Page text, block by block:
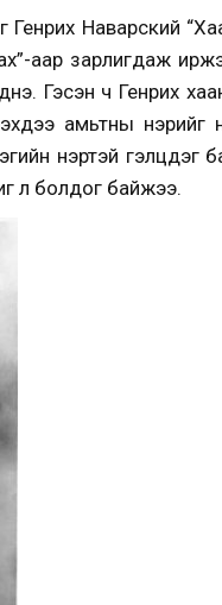
Наварский
аар зарлигдаж
Гэсэн ч Генрих
амьтны үнэрийг
үнэртэй гэлцдэг
л болдог байжээ.